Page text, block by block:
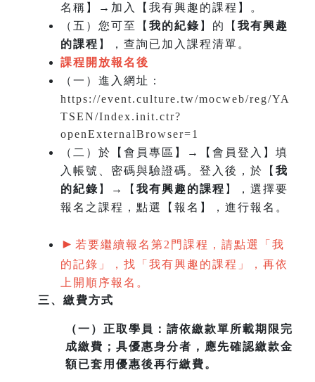
名稱】→加入【我有興趣的課程】。
（五）您可至【 我的紀錄 】的【 我有興趣
的課程 】，查詢已加入課程清單。
課程開放報名後
（一） 進入網址：
https://event.culture.tw/mocweb/reg/YA
TSEN/Index.init.ctr?
openExternalBrowser=1
（二）於【會員專區】→【會員登入】填
入帳號、密碼與驗證碼。登入後，於【 我
的紀錄 】→【 我有興趣的課程 】，選擇要
報名之課程，點選【報名】，進行報名。
► 若要繼續報名第2門課程，請點選「我
的記錄」，找「我有興趣的課程」，再依
上開順序報名。
三、繳費方式
（一） 正取學員：請依繳款單所載期限完
成繳費；具優惠身分者，應先確認繳款金
額已套用優惠後再行繳費。